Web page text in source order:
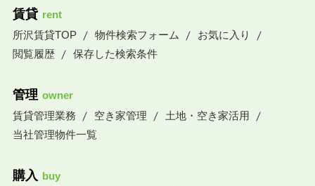
賃貸 rent
所沢賃貸TOP
物件検索フォーム
お気に入り
閲覧履歴
保存した検索条件
管理 owner
賃貸管理業務
空き家管理
土地・空き家活用
当社管理物件一覧
購入 buy